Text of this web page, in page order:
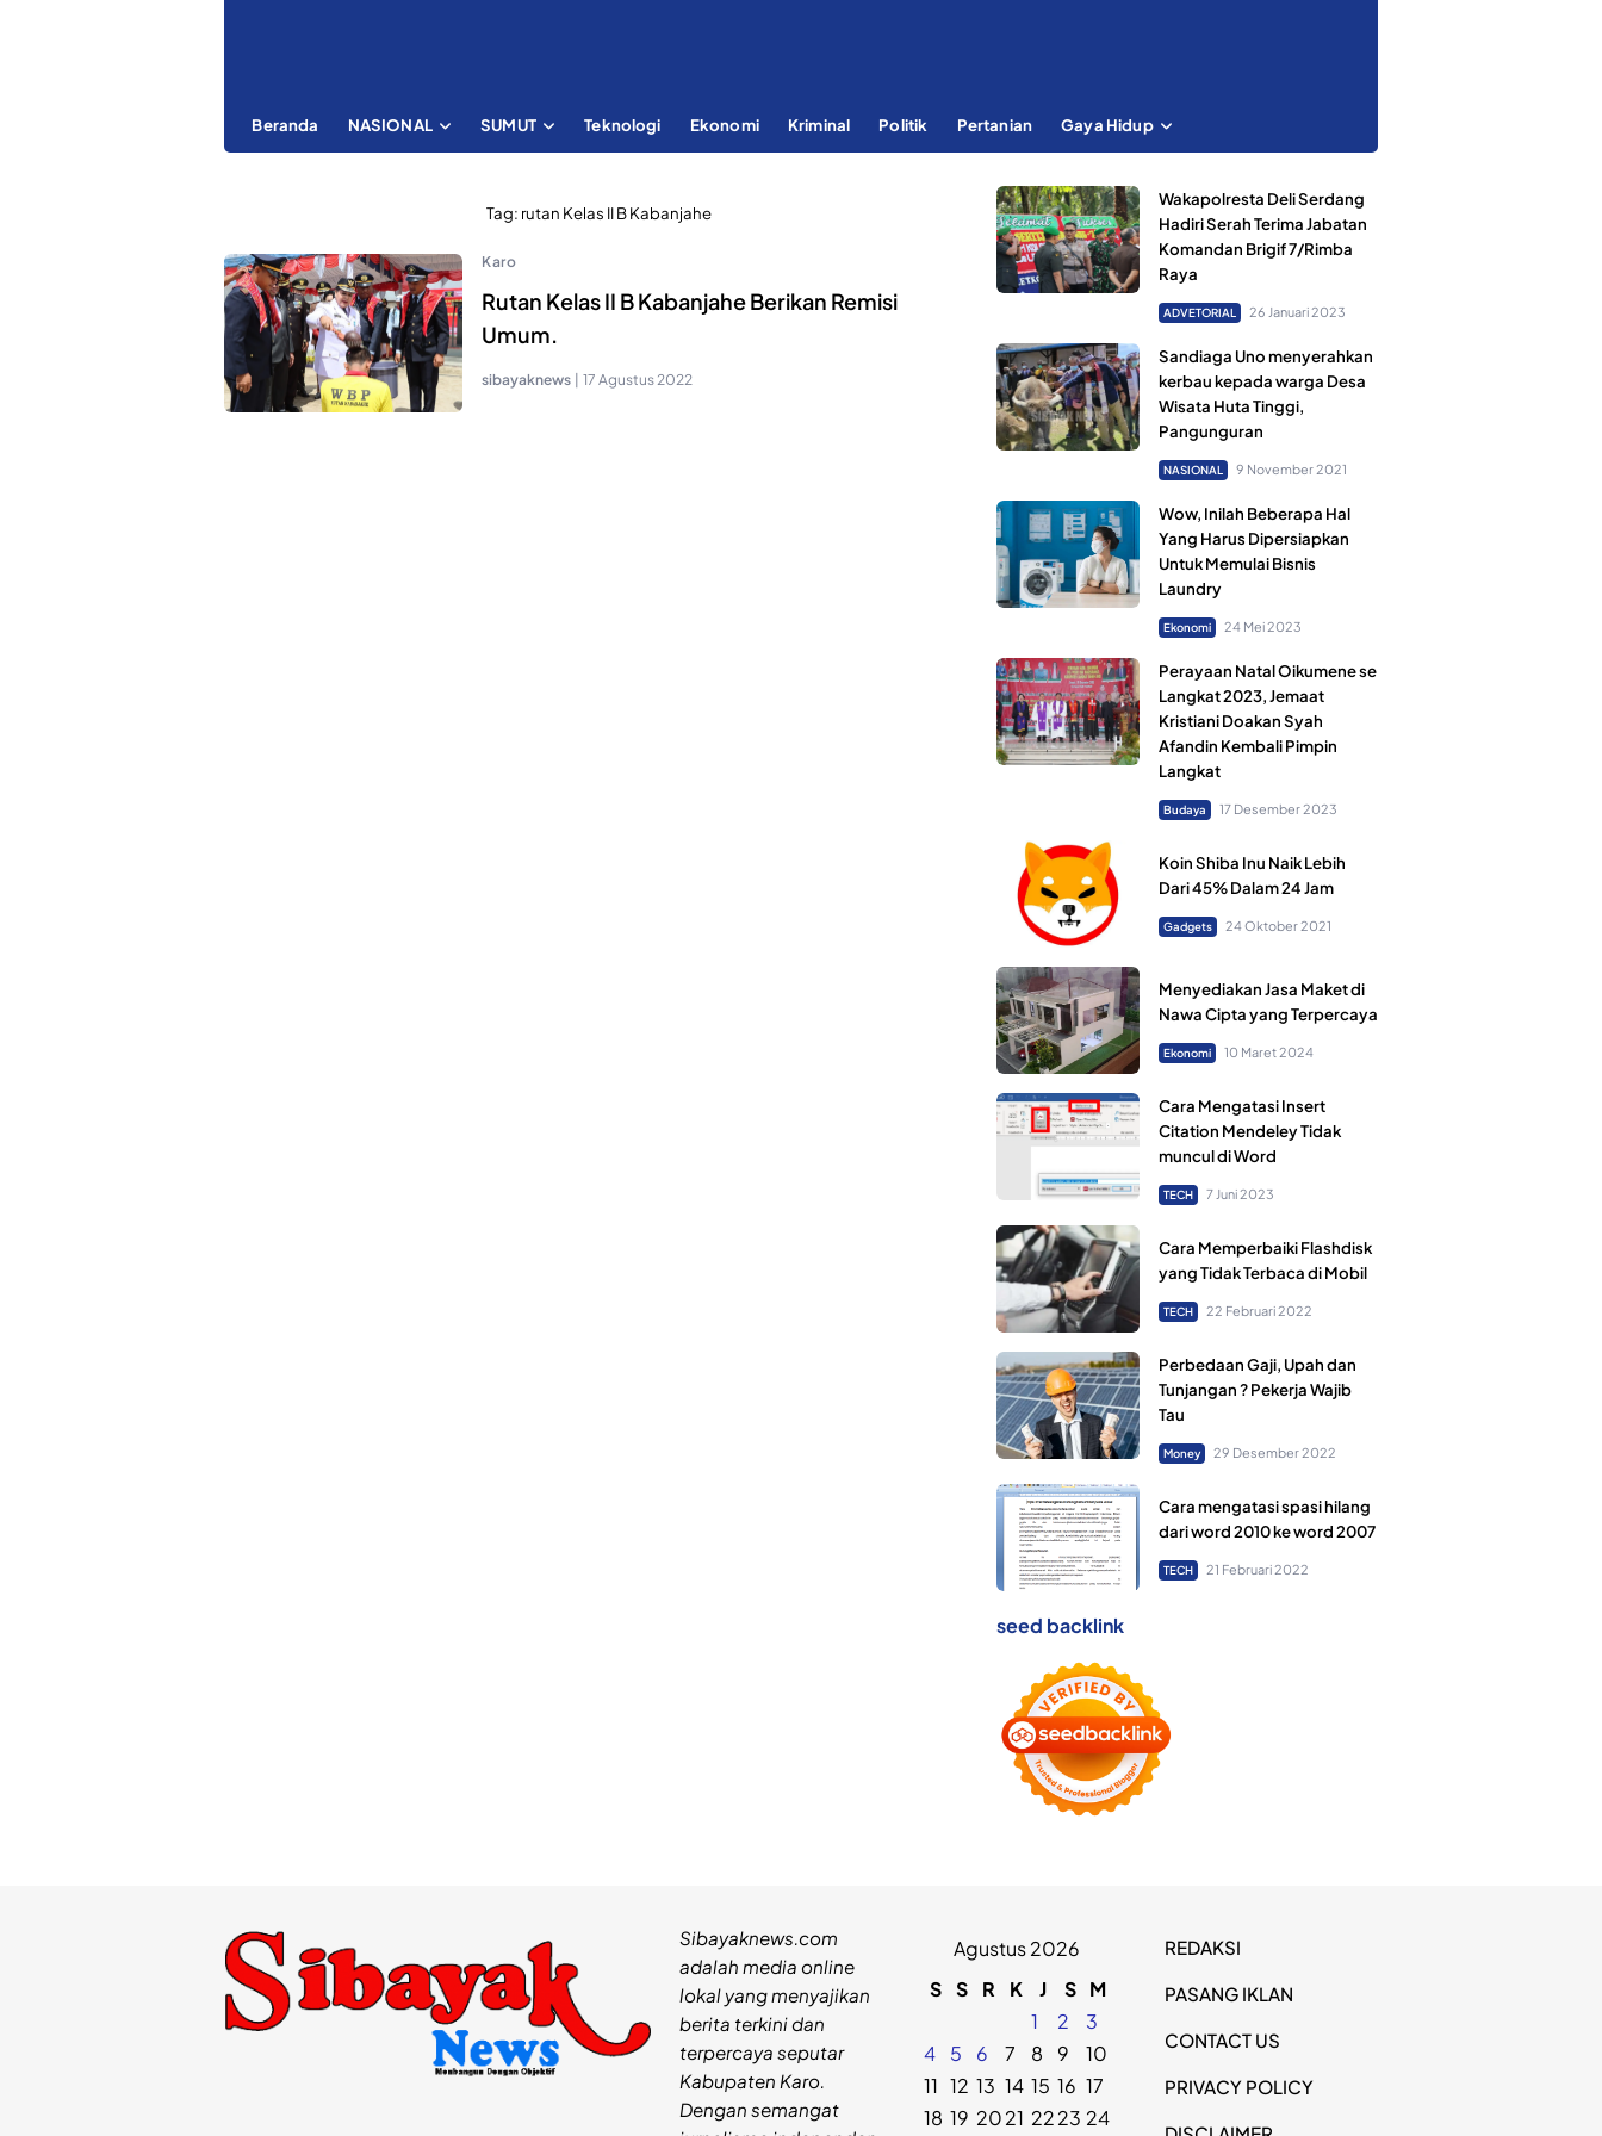
Beranda NASIONAL SUMUT Teknologi Ekonomi Kriminal Politik Pertanian Gaya Hidup
Tag: rutan Kelas II B Kabanjahe
Karo
Rutan Kelas II B Kabanjahe Berikan Remisi
Umum.
sibayaknews 17 Agustus 2022
Wakapolresta Deli Serdang
Hadiri Serah Terima Jabatan
Komandan Brigif 7/Rimba
Raya
ADVETORIAL 26 Januari 2023
Sandiaga Uno menyerahkan
kerbau kepada warga Desa
Wisata Huta Tinggi,
Pangunguran
NASIONAL 9 November 2021
Wow, Inilah Beberapa Hal
Yang Harus Dipersiapkan
Untuk Memulai Bisnis
Laundry
Ekonomi 24 Mei 2023
Perayaan Natal Oikumene se
Langkat 2023, Jemaat
Kristiani Doakan Syah
Afandin Kembali Pimpin
Langkat
Budaya 17 Desember 2023
Koin Shiba Inu Naik Lebih
Dari 45% Dalam 24 Jam
Gadgets 24 Oktober 2021
Menyediakan Jasa Maket di
Nawa Cipta yang Terpercaya
Ekonomi 10 Maret 2024
Cara Mengatasi Insert
Citation Mendeley Tidak
muncul di Word
TECH 7 Juni 2023
Cara Memperbaiki Flashdisk
yang Tidak Terbaca di Mobil
TECH 22 Februari 2022
Perbedaan Gaji, Upah dan
Tunjangan ? Pekerja Wajib
Tau
Money 29 Desember 2022
Cara mengatasi spasi hilang
dari word 2010 ke word 2007
TECH 21 Februari 2022
seed backlink
Sibayaknews.com
adalah media online
lokal yang menyajikan
berita terkini dan
terpercaya seputar
Kabupaten Karo.
Dengan semangat
Agustus 2026
S S R K J S M
1
2
3
4
5 6 7 8 9
10
11 12 13 14 15 16 17
18 19 2021 2223 24
REDAKSI
PASANG IKLAN
CONTACT US
PRIVACY POLICY